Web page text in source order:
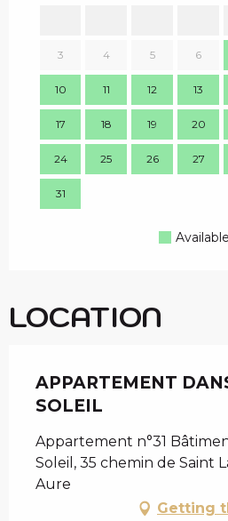
3 4 5 6
10 11 12 13
17 18 19 20
24 25 26 27
31
Available
LOCATION
APPARTEMENT
SOLEIL
Appartement n°31
Soleil, 35 chemin de Saint
Aure
Getting